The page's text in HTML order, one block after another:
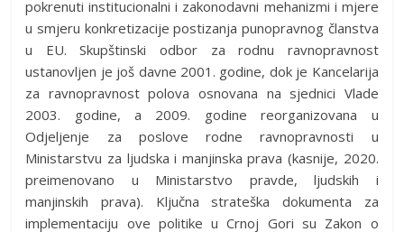
pokrenuti institucionalni i zakonodavni mehanizmi i mjere
u smjeru konkretizacije postizanja punopravnog članstva
u EU. Skupštinski odbor za rodnu ravnopravnost
ustanovljen je još davne 2001. godine, dok je Kancelarija
za ravnopravnost polova osnovana na sjednici Vlade
2003. godine, a 2009. godine reorganizovana u
Odjeljenje za poslove rodne ravnopravnosti u
Ministarstvu za ljudska i manjinska prava (kasnije, 2020.
preimenovano u Ministarstvo pravde, ljudskih i
manjinskih prava). Ključna strateška dokumenta za
implementaciju ove politike u Crnoj Gori su Zakon o